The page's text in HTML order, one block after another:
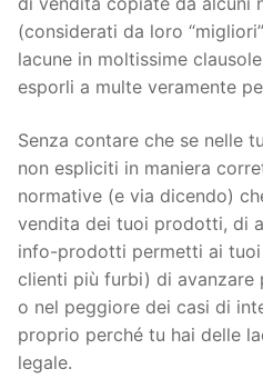
(considerati da loro
lacune in moltissime
esporli a multe veramente
Senza contare che se nelle
non espliciti in maniera
normative (e via dicendo)
vendita dei tuoi prodotti, di
info-prodotti permetti ai
clienti più furbi) di avanzare
o nel peggiore dei casi di
proprio perché tu hai delle
legale.